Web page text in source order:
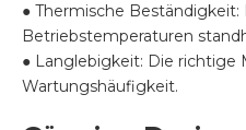
● Thermische
Betriebstemperaturen
● Langlebigkeit: Die richtige
Wartungshäufigkeit.